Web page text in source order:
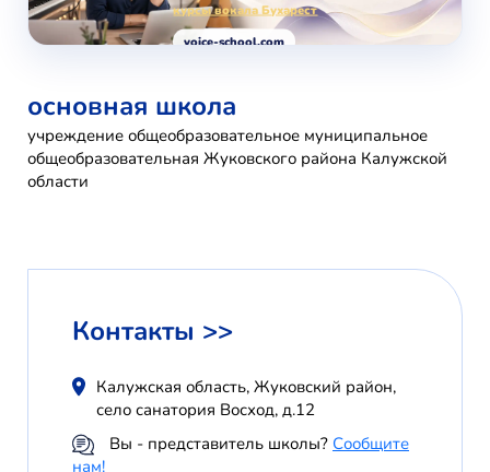
курсы вокала Бухарест
voice-school.com
основная школа
учреждение общеобразовательное муниципальное
общеобразовательная Жуковского района Калужской
области
Контакты >>
Калужская область, Жуковский район,
село санатория Восход, д.12
Вы - представитель школы? Сообщите
нам!